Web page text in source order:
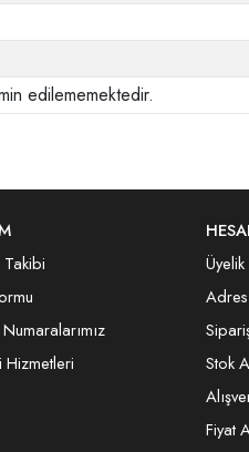
edilememektedir.
Hizmetleri
Stok
Fiyat